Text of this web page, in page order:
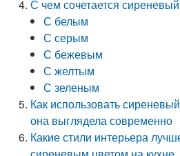
С чем сочетается
С белым
С серым
С бежевым
С желтым
С зеленым
Как использовать
она выглядела современно
Какие стили интерьера